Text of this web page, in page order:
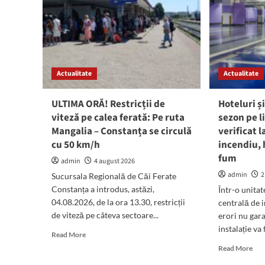
Actualitate
ULTIMA ORĂ! Restricții de
viteză pe calea ferată: Pe ruta
Mangalia – Constanța se circulă
cu 50 km/h
admin
4 august 2026
Sucursala Regională de Căi Ferate
Constanța a introdus, astăzi,
04.08.2026, de la ora 13.30, restricții
de viteză pe câteva sectoare...
Read MoreRead
Actualitate
Hoteluri
sezon pe
verificat
incendiu,
fum
admin
Într-o
centrală de
erori nu
instalație va
Read MoreRead